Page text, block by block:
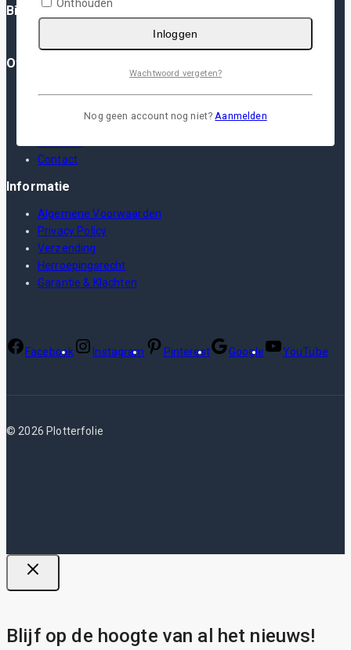
Binnenkort: Plotterfolie App
Over Ons
Contact
Informatie
Algemene Voorwaarden
Privacy Policy
Verzending
Herroepingsrecht
Garantie & Klachten
Facebook Instagram Pinterest Google YouTube
© 2026 Plotterfolie
Blijf op de hoogte van al het nieuws!
Onthouden
Inloggen
Wachtwoord vergeten?
Nog geen account nog niet?Aanmelden